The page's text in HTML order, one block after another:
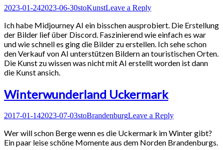
Posted
2023-01-242023-06-30Author
stoPosted
KunstLeave a Reply
Ich habe Midjourney AI ein bisschen ausprobiert. Die Erstellung
der Bilder lief über Discord. Faszinierend wie einfach es war
und wie schnell es ging die Bilder zu erstellen. Ich sehe schon
den Verkauf von AI unterstützen Bildern an touristischen Orten.
Die Kunst zu wissen was nicht mit AI erstellt worden ist dann
die Kunst ansich.
Winterwunderland Uckermark
Posted
2017-01-142023-07-03Author
stoPosted
BrandenburgLeave a Reply
Wer will schon Berge wenn es die Uckermark im Winter gibt?
Ein paar leise schöne Momente aus dem Norden Brandenburgs.